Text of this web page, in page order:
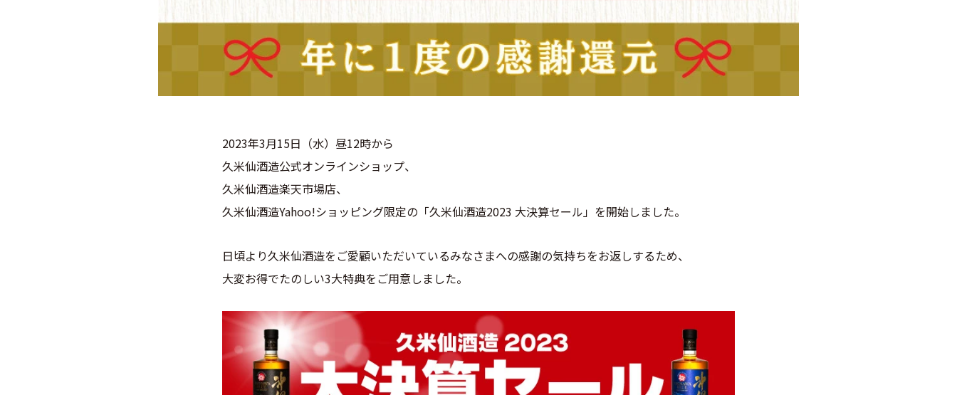
2023年3月15日（水）昼12時から
久米仙酒造公式オンラインショップ、
久米仙酒造楽天市場店、
久米仙酒造Yahoo!ショッピング限定の「久米仙酒造2023 大決算セール」を開始しました。
日頃より久米仙酒造をご愛顧いただいているみなさまへの感謝の気持ちをお返しするため、
大変お得でたのしい3大特典をご用意しました。